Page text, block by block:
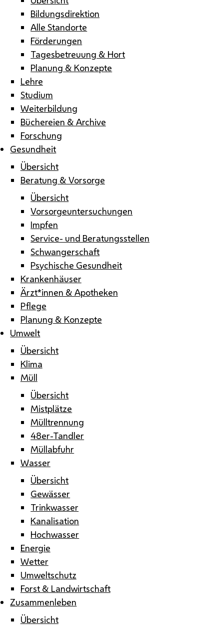
Bildungsdirektion
Alle Standorte
Förderungen
Tagesbetreuung & Hort
Planung & Konzepte
Lehre
Studium
Weiterbildung
Büchereien & Archive
Forschung
Gesundheit
Übersicht
Beratung & Vorsorge
Übersicht
Vorsorgeuntersuchungen
Impfen
Service- und Beratungsstellen
Schwangerschaft
Psychische Gesundheit
Krankenhäuser
Ärzt*innen & Apotheken
Pflege
Planung & Konzepte
Umwelt
Übersicht
Klima
Müll
Übersicht
Mistplätze
Mülltrennung
48er-Tandler
Müllabfuhr
Wasser
Übersicht
Gewässer
Trinkwasser
Kanalisation
Hochwasser
Energie
Wetter
Umweltschutz
Forst & Landwirtschaft
Zusammenleben
Übersicht